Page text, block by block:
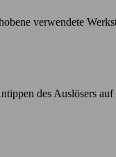
verwendete
des Auslösers